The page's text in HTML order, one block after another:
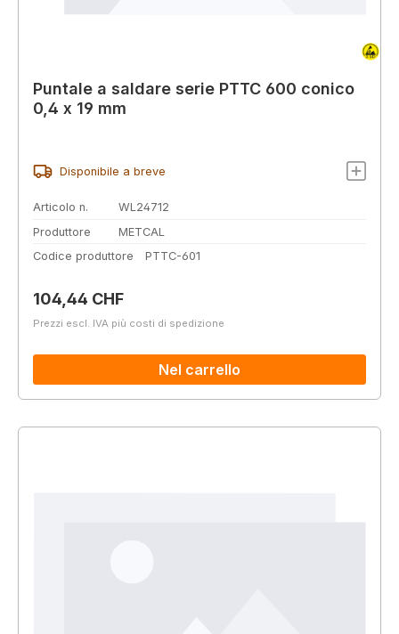
Puntale a saldare serie PTTC 600 conico
0,4 x 19 mm
Disponibile a breve
Articolo n.
WL24712
Produttore
METCAL
Codice produttore
PTTC-601
Prezzo normale:
104,44 CHF
Prezzi escl. IVA più costi di spedizione
Nel carrello